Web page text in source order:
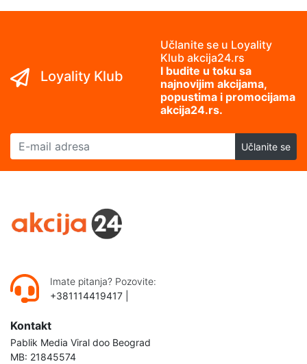
Loyality Klub
Učlanite se u Loyality
Klub akcija24.rs
I budite u toku sa
najnovijim akcijama,
popustima i promocijama
akcija24.rs.
E-mail adresa
Učlanite se
Imate pitanja? Pozovite:
+381114419417
Kontakt
Pablik Media Viral doo Beograd
MB: 21845574